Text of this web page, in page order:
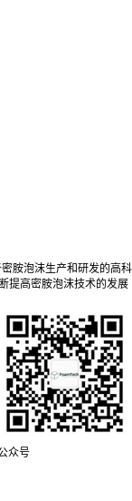
胺泡沫生产和研发的高科
提高密胺泡沫技术的发展
众号